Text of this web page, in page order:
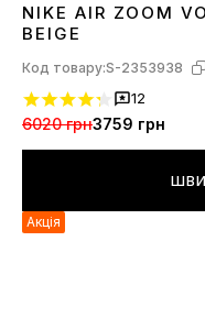
4041 4244
NIKE AIR ZOOM
BEIGE
Код товару:S-2353938
12
6020 грн3759 грн
Акція